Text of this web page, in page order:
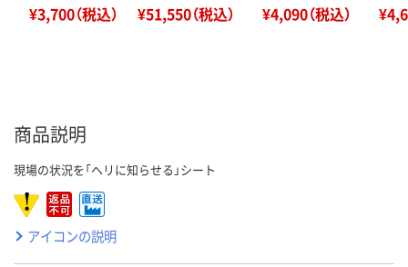
¥3,700（税込） ¥51,550（税込） ¥4,090（税込）
商品説明
現場の状況を「ヘリに知らせる」シート
アイコンの説明